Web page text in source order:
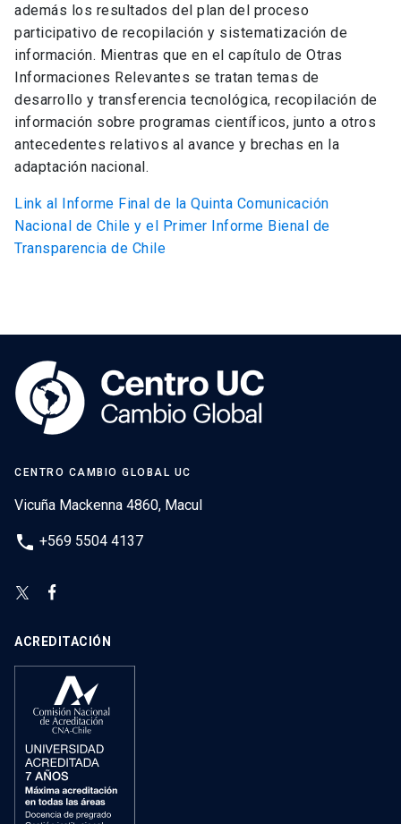
además los resultados del plan del proceso
participativo de recopilación y sistematización de
información. Mientras que en el capítulo de Otras
Informaciones Relevantes se tratan temas de
desarrollo y transferencia tecnológica, recopilación de
información sobre programas científicos, junto a otros
antecedentes relativos al avance y brechas en la
adaptación nacional.
Link al Informe Final de la Quinta Comunicación
Nacional de Chile y el Primer Informe Bienal de
Transparencia de Chile
CENTRO CAMBIO GLOBAL UC
Vicuña Mackenna 4860, Macul
phone +569 5504 4137
ACREDITACIÓN